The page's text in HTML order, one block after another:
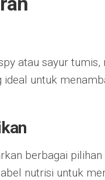
atau sayur tumis,
untuk
berbagai
nutrisi untuk